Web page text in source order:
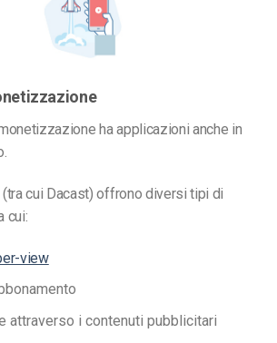
ha applicazioni anche in
cui Dacast) offrono diversi tipi di
cui:
view
attraverso i contenuti pubblicitari